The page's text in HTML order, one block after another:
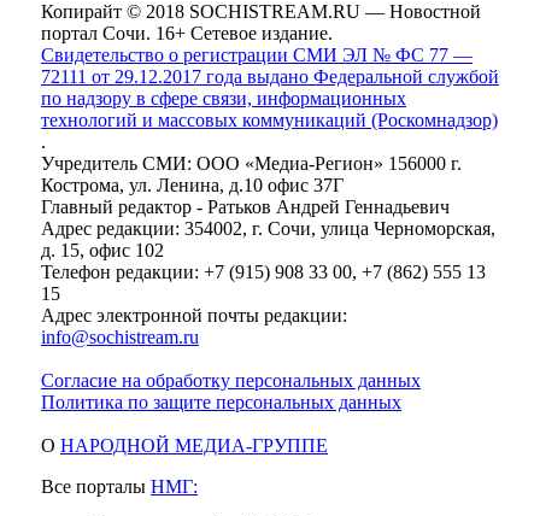
Копирайт © 2018 SOCHISTREAM.RU — Новостной
портал Сочи. 16+ Сетевое издание.
Свидетельство о регистрации СМИ ЭЛ № ФС 77 —
72111 от 29.12.2017 года выдано Федеральной службой
по надзору в сфере связи, информационных
технологий и массовых коммуникаций (Роскомнадзор)
.
Учредитель СМИ: ООО «Медиа-Регион» 156000 г.
Кострома, ул. Ленина, д.10 офис 37Г
Главный редактор - Ратьков Андрей Геннадьевич
Адрес редакции: 354002, г. Сочи, улица Черноморская,
д. 15, офис 102
Телефон редакции: +7 (915) 908 33 00, +7 (862) 555 13
15
Адрес электронной почты редакции:
info@sochistream.ru
Согласие на обработку персональных данных
Политика по защите персональных данных
О НАРОДНОЙ МЕДИА-ГРУППЕ
Все порталы НМГ: